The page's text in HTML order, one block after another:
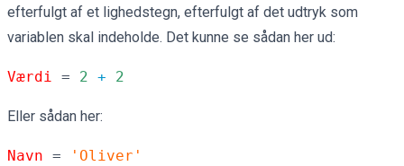
efterfulgt af et lighedstegn, efterfulgt af det udtryk som
variablen skal indeholde. Det kunne se sådan her ud:
Værdi = 2 + 2
Eller sådan her:
Navn = 'Oliver'